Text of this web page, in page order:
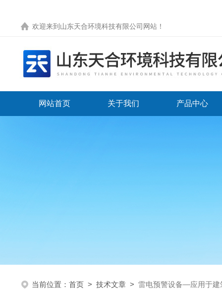
欢迎来到 山东天合环境科技有限公司网站 ！
网站首页 关于我们 产品中心
当前位置： 首页 > 技术文章 > 雷电预警设备—应用于建